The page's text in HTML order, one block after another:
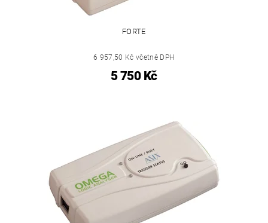
FORTE
6 957,50 Kč včetně DPH
5 750 Kč